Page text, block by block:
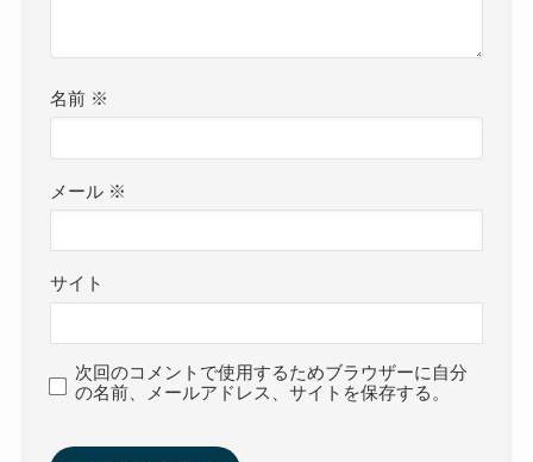
名前 ※
メール ※
サイト
次回のコメントで使用するためブラウザーに自分
の名前、メールアドレス、サイトを保存する。